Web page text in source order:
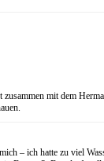
mit dem
– ich hatte zu viel